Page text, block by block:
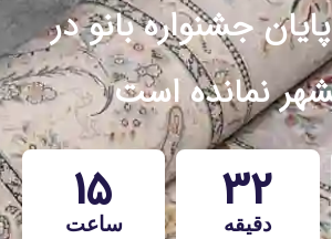
جشنواره بانو در
نمانده است
15
ساعت 32
دقیقه